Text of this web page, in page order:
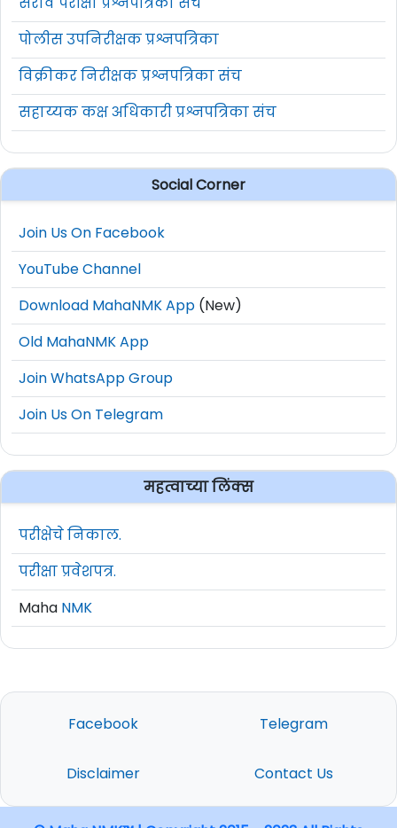
पोलीस उपनिरीक्षक प्रश्नपत्रिका
विक्रीकर निरीक्षक प्रश्नपत्रिका संच
सहाय्यक कक्ष अधिकारी प्रश्नपत्रिका संच
Social Corner
Join Us On Facebook
YouTube Channel
Download MahaNMK App (New)
Old MahaNMK App
Join WhatsApp Group
Join Us On Telegram
महत्वाच्या लिंक्स
परीक्षेचे निकाल.
परीक्षा प्रवेशपत्र.
Maha NMK
Facebook Telegram
Disclaimer Contact Us